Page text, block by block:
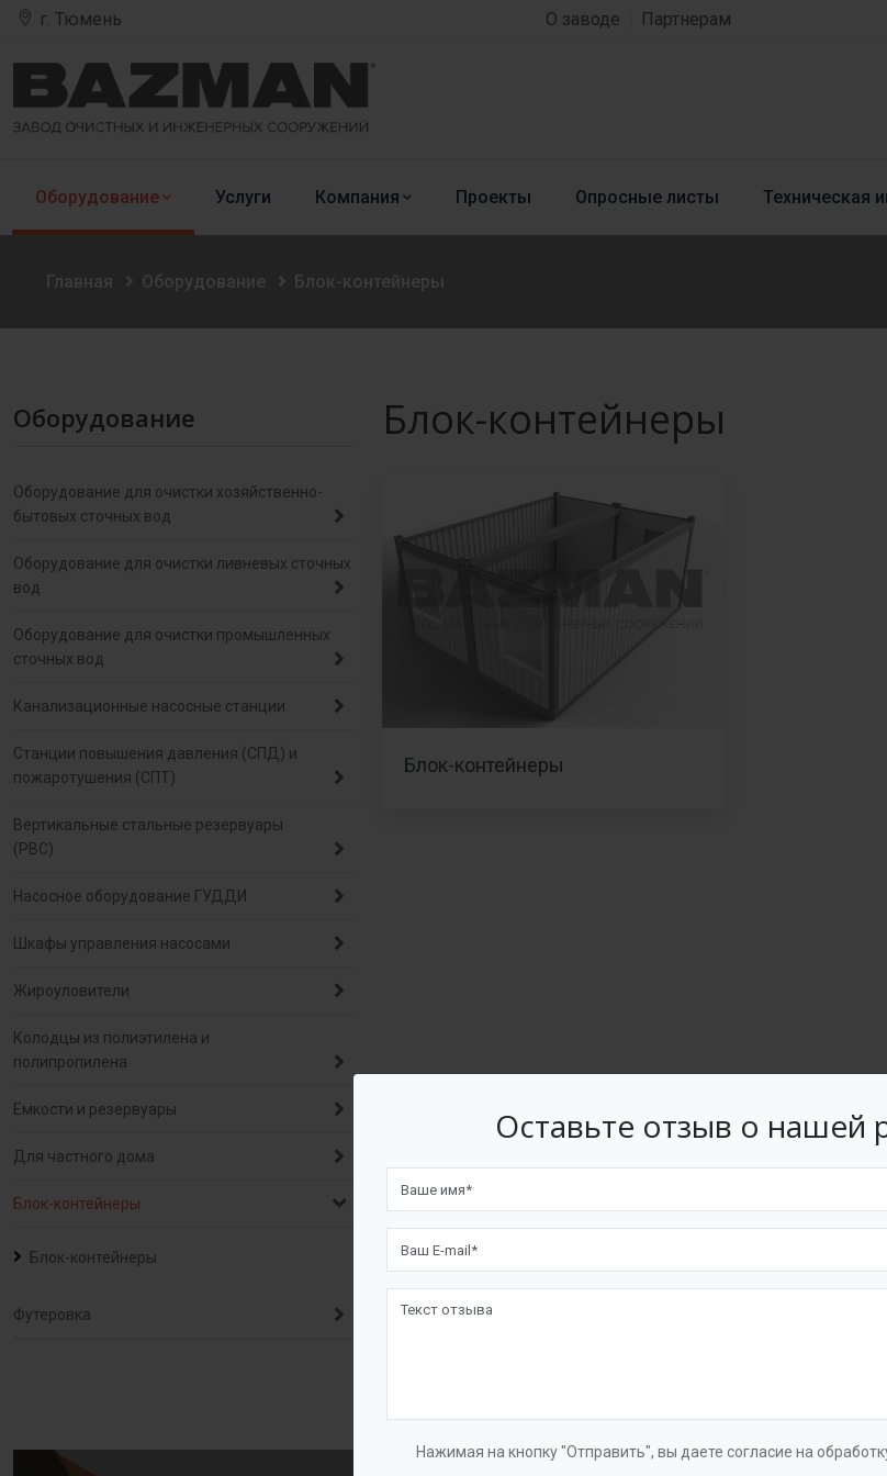
Оставьте отзыв о нашей
Нажимая на кнопку "Отправить", вы даете согласие на
г. Тюмень О заводе Партнерам
Оборудование Услуги Компания Проекты Опросные листы Техническая
Главная Оборудование Блок-контейнеры
Оборудование
Оборудование для очистки хозяйственно-
бытовых сточных вод
Оборудование для очистки ливневых сточных
вод
Оборудование для очистки промышленных
сточных вод
Канализационные насосные станции
Станции повышения давления (СПД) и
пожаротушения (СПТ)
Вертикальные стальные резервуары
(РВС)
Насосное оборудование ГУДДИ
Шкафы управления насосами
Жироуловители
Колодцы из полиэтилена и
полипропилена
Емкости и резервуары
Для частного дома
Блок-контейнеры
Блок-контейнеры
Футеровка
Блок-контейнеры
Блок-контейнеры